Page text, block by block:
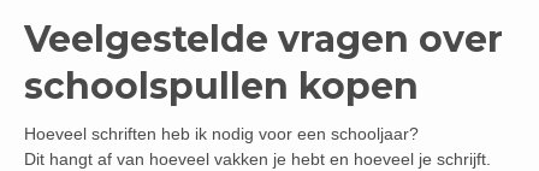
Veelgestelde vragen over
schoolspullen kopen
Hoeveel schriften heb ik nodig voor een schooljaar?
Dit hangt af van hoeveel vakken je hebt en hoeveel je schrijft.